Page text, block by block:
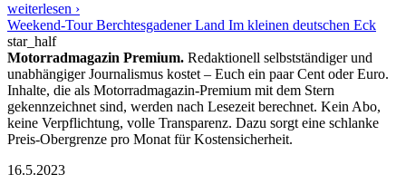
weiterlesen ›
Weekend-Tour Berchtesgadener Land Im kleinen deutschen Eck
star_half
Motorradmagazin Premium. Redaktionell selbstständiger und
unabhängiger Journalismus kostet – Euch ein paar Cent oder Euro.
Inhalte, die als Motorradmagazin-Premium mit dem Stern
gekennzeichnet sind, werden nach Lesezeit berechnet. Kein Abo,
keine Verpflichtung, volle Transparenz. Dazu sorgt eine schlanke
Preis-Obergrenze pro Monat für Kostensicherheit.
16.5.2023